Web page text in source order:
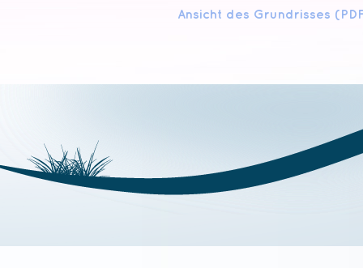
Ansicht des Grundrisses